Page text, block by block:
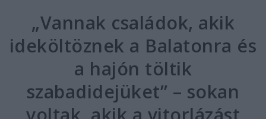
„Vannak családok, akik
ideköltöznek a Balatonra és
a hajón töltik
szabadidejüket” – sokan